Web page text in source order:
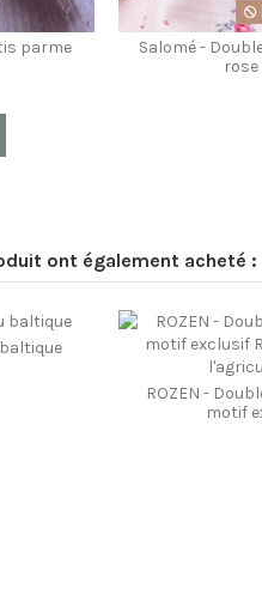
parme
Salomé -
ont également acheté :
ROZEN -
motif